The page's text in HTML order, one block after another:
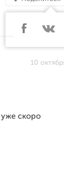
10
уже скоро